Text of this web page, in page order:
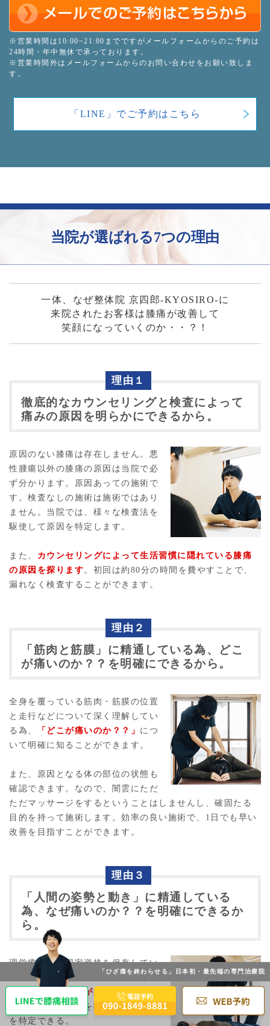
※営業時間は10:00~21:00までですがメールフォームからのご予約は
24時間・年中無休で承っております。
※営業時間外はメールフォームからのお問い合わせをお願い致しま
す。
「LINE」でご予約はこちら
当院が選ばれる7つの理由
一体、なぜ整体院 京四郎-KYOSIRO-に
来院されたお客様は膝痛が改善して
笑顔になっていくのか・・？！
理由１
徹底的なカウンセリングと検査によって
痛みの原因を明らかにできるから。
原因のない膝痛は存在しません。悪
性腫瘍以外の膝痛の原因は当院で必
ず分かります。原因あっての施術で
す。検査なしの施術は施術ではあり
ません。当院では、様々な検査法を
駆使して原因を特定します。
また、 カウンセリングによって生活習慣に隠れている膝痛
の原因を探ります。初回は約80分の時間を費やすことで、
漏れなく検査することができます。
理由２
「筋肉と筋膜」に精通している為、どこ
が痛いのか？？を明確にできるから。
全身を覆っている筋肉・筋膜の位置
と走行などについて深く理解してい
る為、
「どこが痛いのか？？」 につ
いて明確に知ることができます。
また、原因となる体の部位の状態も
確認できます。なので、闇雲にただ
ただマッサージをするということはしませんし、確固たる
目的を持って施術します。効率の良い施術で、1日でも早い
改善を目指すことができます。
理由３
「人間の姿勢と動き」に精通している
為、なぜ痛いのか？？を明確にできるか
ら。
理学療法士の国家資格を保有してい
る為、歩行を分析することができま
「なぜ、そこが痛いのか？？」
について膝に負担を掛けている原因
を特定できる。
「ひざ痛を終わらせる」日本初・最先端の専門治療院